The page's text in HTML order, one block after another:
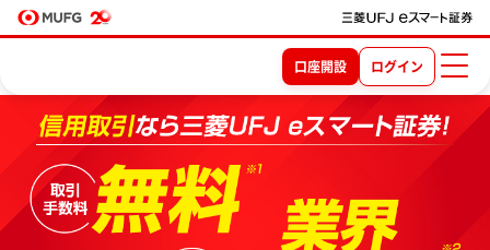
口座開設 ログイン